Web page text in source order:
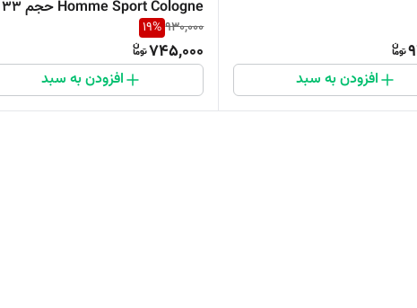
افزودن به سبد
Homme Sport Cologne حجم 33
میلی لیتر
930,000
19%
745,000
افزودن به سبد